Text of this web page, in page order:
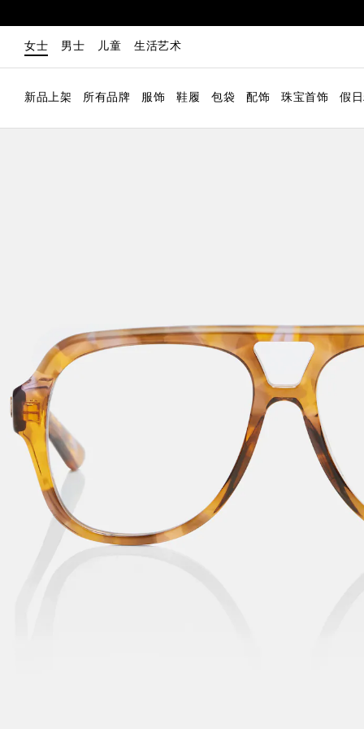
女士 男士 儿童 生活艺术
新品上架 所有品牌 服饰 鞋履 包袋 配饰 珠宝首饰 假